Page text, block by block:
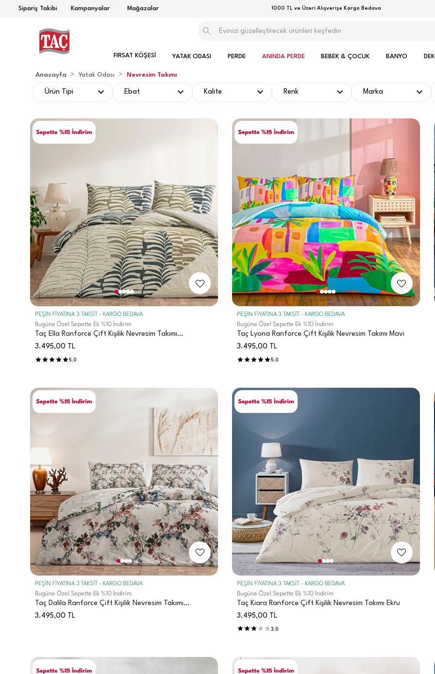
Sipariş Takibi Kampanyalar Mağazalar 1000 TL ve Üzeri Alışverişe Kargo Bedava
FIRSAT KÖŞESİ YATAK ODASI PERDE ANINDA PERDE BEBEK & ÇOCUK BANYO
Anasayfa > Yatak Odası > Nevresim Takımı
Ürün Tipi Ebat Kalite Renk Marka
PEŞİN FİYATINA 3 TAKSİT - KARGO BEDAVA
Bugüne Özel Sepette Ek %10 İndirim
Taç Ella Ranforce Çift Kişilik Nevresim Takımı
Kahverengi
3.495,00 TL
5.0
PEŞİN FİYATINA 3 TAKSİT - KARGO BEDAVA
Bugüne Özel Sepette Ek %10 İndirim
Taç Lyona Ranforce Çift Kişilik Nevresim Takımı Mavi
3.495,00 TL
5.0
PEŞİN FİYATINA 3 TAKSİT - KARGO BEDAVA
Bugüne Özel Sepette Ek %10 İndirim
Taç Dalila Ranforce Çift Kişilik Nevresim Takımı
Kremrengi
3.495,00 TL
PEŞİN FİYATINA 3 TAKSİT - KARGO BEDAVA
Bugüne Özel Sepette Ek %10 İndirim
Taç Kiara Ranforce Çift Kişilik Nevresim Takımı Ekru
3.495,00
TL
3.0